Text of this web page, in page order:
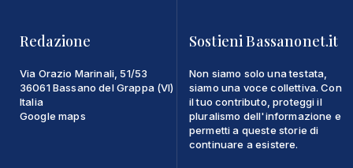
Redazione
Via Orazio Marinali, 51/53
36061 Bassano del Grappa (VI)
Italia
Google maps
Sostieni Bassanonet.it
Non siamo solo una testata,
siamo una voce collettiva. Con
il tuo contributo, proteggi il
pluralismo dell'informazione e
permetti a queste storie di
continuare a esistere.